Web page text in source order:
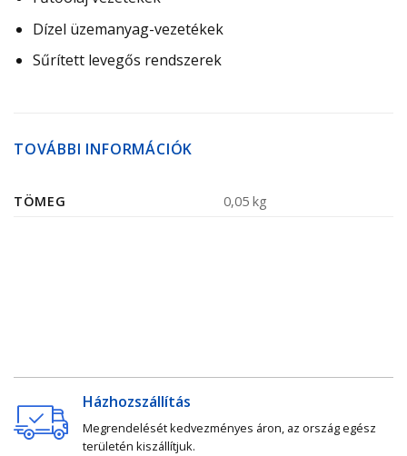
Dízel üzemanyag-​vezetékek
Sűrített levegős rendszerek
TOVÁBBI INFORMÁCIÓK
TÖMEG 0,05 kg
Házhozszállítás
Megrendelését kedvezményes áron, az ország egész
területén kiszállítjuk.